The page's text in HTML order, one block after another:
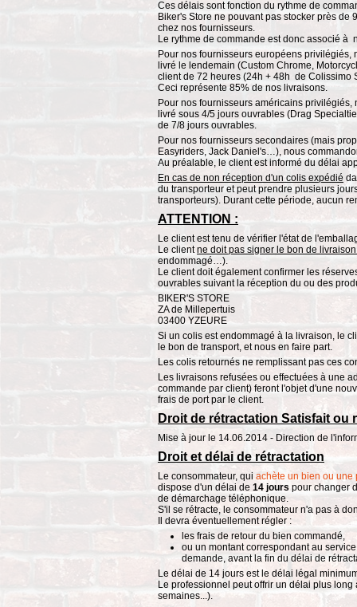
Ces délais sont fonction du rythme de
Biker's Store ne pouvant pas stocker près
chez nos fournisseurs.
Le rythme de commande est donc associé
Pour nos fournisseurs européens
livré le lendemain (Custom Chrome,
client de 72 heures (24h + 48h de Colissimo
Ceci représente 85% de nos livraisons.
Pour nos fournisseurs américains
livré sous 4/5 jours ouvrables (Drag
de 7/8 jours ouvrables.
Pour nos fournisseurs secondaires (mais
Easyriders, Jack Daniel's…), nous
Au préalable, le client est informé du délai
En cas de non réception d'un colis expédié
du transporteur et peut prendre plusieurs
transporteurs). Durant cette période, aucun
ATTENTION :
Le client est tenu de vérifier l'état de
Le clientne doit pas signer le bon de
endommagé…).
Le client doit également confirmer les
ouvrables suivant la réception du ou des
BIKER'S STORE
ZA de Millepertuis
03400 YZEURE
Si un colis est endommagé à la livraison, le
le bon de transport, et nous en faire part.
Les colis retournés ne remplissant pas ces
Les livraisons refusées ou effectuées à une
commande par client) feront l'objet d'une
frais de port par le client.
Droit de rétractation Satisfait ou
Mise à jour le 14.06.2014 - Direction de
Droit et délai de rétractation
Le consommateur, qui achète un bien ou une
dispose d'un délai de 14 jours pour changer
de démarchage téléphonique.
S'il se rétracte, le consommateur n'a pas à
Il devra éventuellement régler :
les frais de retour du bien commandé,
ou un montant correspondant au
demande, avant la fin du délai de
Le délai de 14 jours est le délai légal
Le professionnel peut offrir un délai plus
semaines...).